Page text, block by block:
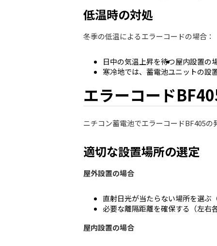
低温時の対処
冬季の低温によるエラーコードの場合：
日中の気温上昇を待つ屋内設置の
寒冷地では、蓄電池ユニットの設
エラーコード
ニチコン蓄電池でエラーコードBF405
適切な設置場所の選定
屋外設置の場合
直射日光が当たらない場所を選ぶ
必要な離隔距離を確保する（左
屋内設置の場合